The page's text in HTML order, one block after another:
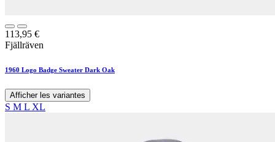
113,95 €
Fjällräven
1960 Logo Badge Sweater Dark Oak
Afficher les variantes
S M L XL